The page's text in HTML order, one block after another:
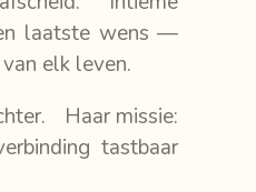
laatste wens —
elk leven.
Haar missie:
tastbaar